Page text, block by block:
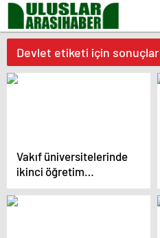
Devlet etiketi için sonuçlar
Vakıf üniversitelerinde
ikinci öğretim
kaldırılıyor